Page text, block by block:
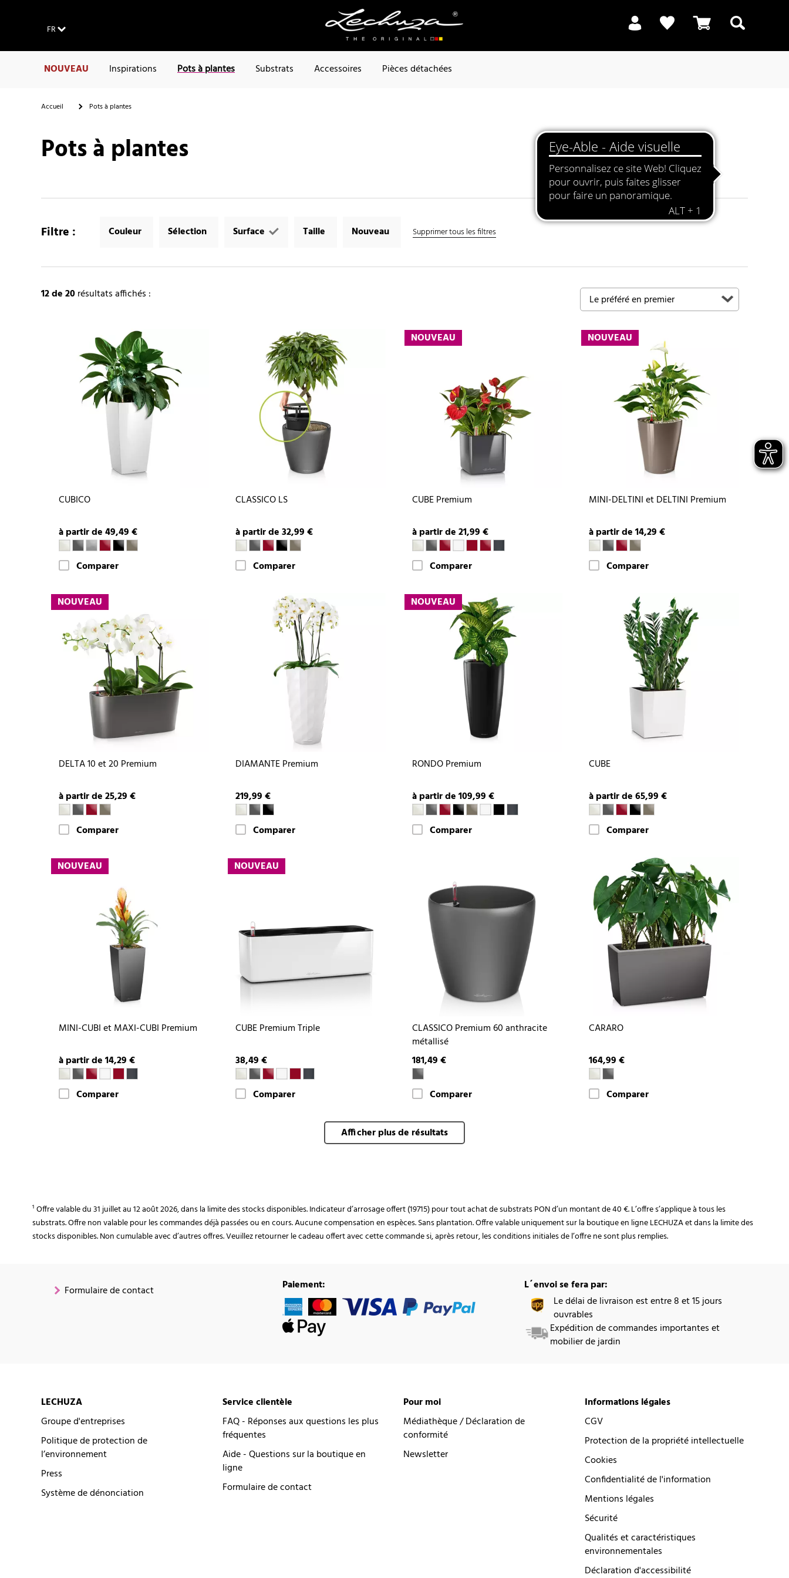
FR
NOUVEAU Inspirations Pots à plantes Substrats Accessoires Pièces détachées
Accueil Pots à plantes
Pots à plantes
Filtre : Couleur Sélection Surface Taille Nouveau Supprimer tous les filtres
12de 20résultats affichés :
CUBICO
à partir de 49,49 €
Comparer
CLASSICO LS
à partir de 32,99 €
Comparer
NOUVEAU
CUBE Premium
à partir de 21,99 €
Comparer
NOUVEAU
MINI-DELTINI et DELTINI Premium
à partir de 14,29 €
Comparer
NOUVEAU
DELTA 10 et 20 Premium
à partir de 25,29 €
Comparer
DIAMANTE Premium
219,99 €
Comparer
NOUVEAU
RONDO Premium
à partir de 109,99 €
Comparer
CUBE
à partir de 65,99 €
Comparer
NOUVEAU
MINI-CUBI et MAXI-CUBI Premium
à partir de 14,29 €
Comparer
NOUVEAU
CUBE Premium Triple
38,49 €
Comparer
CLASSICO Premium 60 anthracite
métallisé
181,49 €
Comparer
CARARO
164,99 €
Comparer
Afficher plus de résultats
¹ Offre valable du 31 juillet au 12 août 2026, dans la limite des stocks disponibles. Indicateur d’arrosage offert (19715) pour tout achat de substrats PON d’un montant de 40 €. L’offre s’applique à tous les
substrats. Offre non valable pour les commandes déjà passées ou en cours. Aucune compensation en espèces. Sans plantation. Offre valable uniquement sur la boutique en ligne LECHUZA et dans la limite des
stocks disponibles. Non cumulable avec d’autres offres. Veuillez retourner le cadeau offert avec cette commande si, après retour, les conditions initiales de l’offre ne sont plus remplies.
Formulaire de contact Paiement:
L´envoi se fera par:
Le délai de livraison est entre 8 et 15 jours
ouvrables
Expédition de commandes importantes et
mobilier de jardin
LECHUZA
Groupe d'entreprises
Politique de protection de
l’environnement
Press
Système de dénonciation
Service clientèle
FAQ - Réponses aux questions les plus
fréquentes
Aide - Questions sur la boutique en
ligne
Formulaire de contact
Pour moi
Médiathèque / Déclaration de
conformité
Newsletter
Informations légales
CGV
Protection de la propriété intellectuelle
Cookies
Confidentialité de l'information
Mentions légales
Sécurité
Qualités et caractéristiques
environnementales
Déclaration d'accessibilité